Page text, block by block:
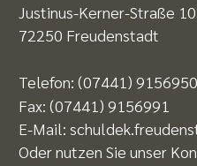
Justinus-Kerner-Straße 10
72250 Freudenstadt
Telefon: (07441) 9156950
Fax: (07441) 9156991
E-Mail:
Oder nutzen Sie unser